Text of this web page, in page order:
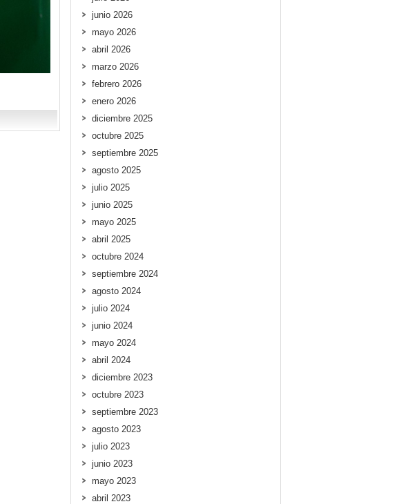
junio 2026
mayo 2026
abril 2026
marzo 2026
febrero 2026
enero 2026
diciembre 2025
octubre 2025
septiembre 2025
agosto 2025
julio 2025
junio 2025
mayo 2025
abril 2025
octubre 2024
septiembre 2024
agosto 2024
julio 2024
junio 2024
mayo 2024
abril 2024
diciembre 2023
octubre 2023
septiembre 2023
agosto 2023
julio 2023
junio 2023
mayo 2023
abril 2023